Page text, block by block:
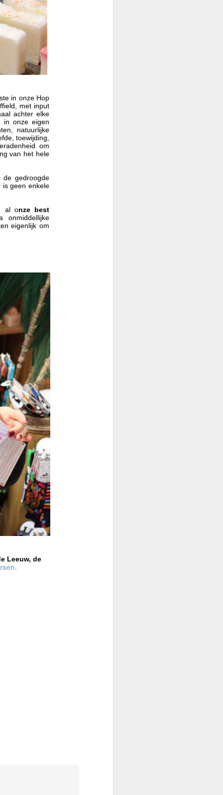
in onze Hop
met input
achter elke
in onze eigen
natuurlijke
toewijding,
om
van het hele
gedroogde
is geen enkele
al onze best
eigenlijk om
Leeuw, de